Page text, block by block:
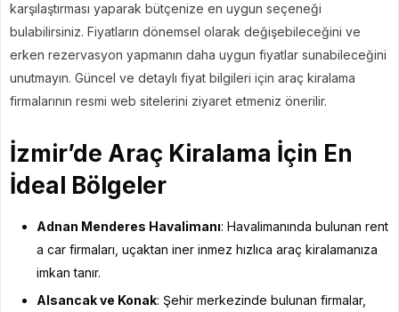
karşılaştırması yaparak bütçenize en uygun seçeneği
bulabilirsiniz. Fiyatların dönemsel olarak değişebileceğini ve
erken rezervasyon yapmanın daha uygun fiyatlar sunabileceğini
unutmayın. Güncel ve detaylı fiyat bilgileri için araç kiralama
firmalarının resmi web sitelerini ziyaret etmeniz önerilir.
İzmir’de Araç Kiralama İçin En
İdeal Bölgeler
Adnan Menderes Havalimanı: Havalimanında bulunan rent
a car firmaları, uçaktan iner inmez hızlıca araç kiralamanıza
imkan tanır.
Alsancak ve Konak: Şehir merkezinde bulunan firmalar,